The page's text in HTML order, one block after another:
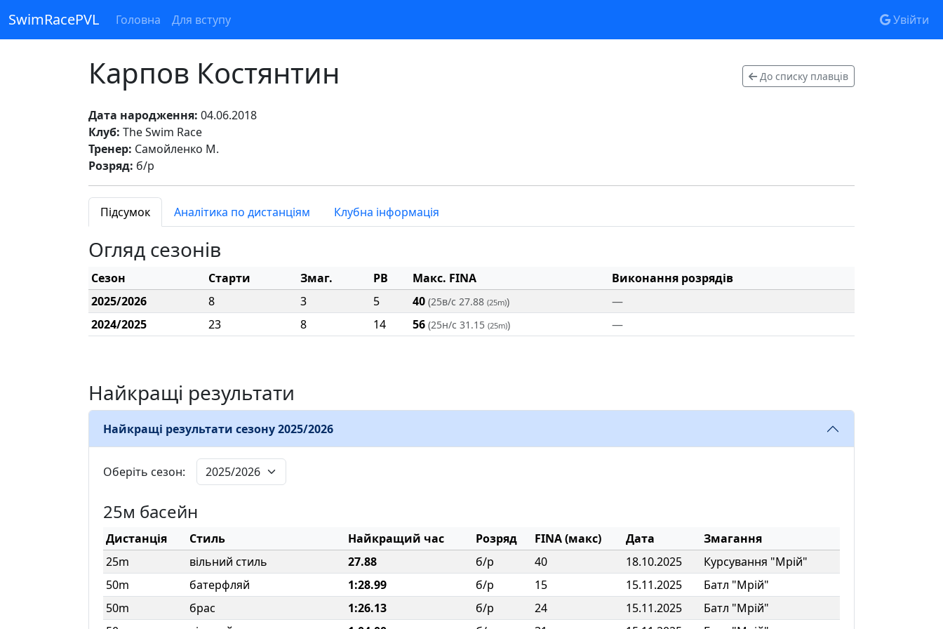
SwimRacePVL Головна Для вступу Увійти
Карпов Костянтин До списку плавців
Дата народження: 04.06.2018
Клуб: The Swim Race
Тренер: Самойленко М.
Розряд: б/р
Підсумок Аналітика по дистанціям Клубна інформація
Огляд сезонів
Сезон Старти Змаг. PB Макс. FINA
Виконання розрядів
2025/2026
8 3 5 40 (25в/с 27.88 (25m))
—
2024/2025
23 8 14 56 (25н/с 31.15 (25m)) —
Найкращі результати
Найкращі результати сезону 2025/2026
Оберіть сезон:
25м басейн
Дистанція Стиль Найкращий час Розряд FINA (макс) Дата
Змагання
25m
вільний стиль 27.88 б/р 40 18.10.2025
Курсування "Мрій"
50m
батерфляй 1:28.99 б/р 15 15.11.2025
Батл "Мрій"
50m
брас 1:26.13 б/р 24 15.11.2025
Батл "Мрій"